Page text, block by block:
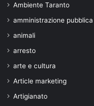
Ambiente Taranto
amministrazione pubblica
animali
arresto
arte e cultura
Article marketing
Artigianato